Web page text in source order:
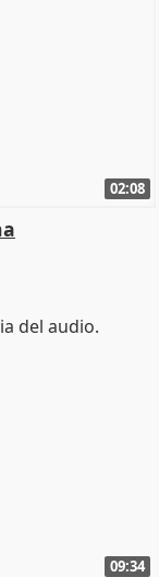
02:08
09:34